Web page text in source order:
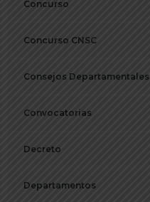
Concurso
Concurso CNSC
Consejos Departamentales
Convocatorias
Decreto
Departamentos